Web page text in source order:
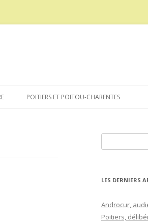
POITIERS ET POITOU-CHARENTES
LES DERNIERS
Androcur,
Poitiers,